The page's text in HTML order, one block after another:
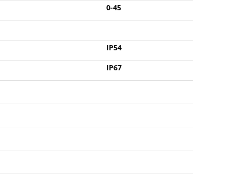
0-45
IP54
IP67